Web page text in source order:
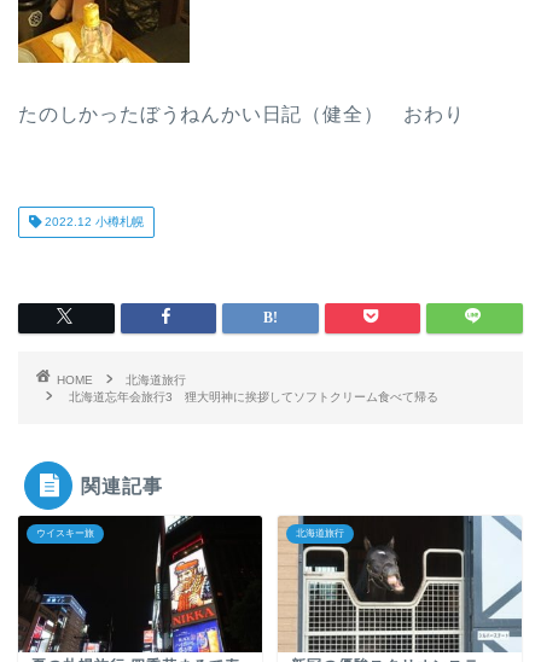
たのしかったぼうねんかい日記（健全） おわり
2022.12 小樽札幌
HOME
北海道旅行
北海道忘年会旅行3 狸大明神に挨拶してソフトクリーム食べて帰る
関連記事
ウイスキー旅 北海道旅行